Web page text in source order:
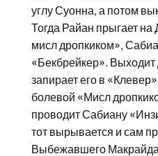
углу Суонна, а потом
Тогда Райан прыгает
мисл дропкиком»,
«Бекбрейкер».
запирает его в
болевой «Мисл
проводит Сабиану
тот вырывается и сам
Выбежавшего Макрайда